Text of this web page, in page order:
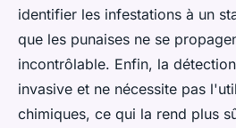
identifier les infestations à un
que les punaises ne se
incontrôlable. Enfin, la
invasive et ne nécessite pas
chimiques, ce qui la rend plus